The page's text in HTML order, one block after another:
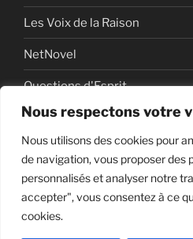
Nous respectons votre
Nous utilisons des cookies pour
de navigation, vous proposer des
personnalisés et analyser notre
accepter", vous consentez à ce
cookies.
Les Voix de la Raison
NetNovel
Questions d'Esprit
Série
Série vidéo